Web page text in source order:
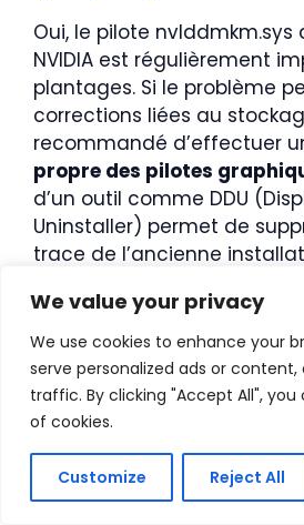
We value your privacy
We use cookies to enhance your
serve personalized ads or content,
traffic. By clicking "Accept All",
of cookies.
Customize Reject All
Oui, le pilote nvlddmkm.sys
NVIDIA est régulièrement
plantages. Si le problème
corrections liées au
recommandé d’effectuer
propre des pilotes
d’un outil comme DDU
Uninstaller) permet de
trace de l’ancienne
constructeur.
Articles relatifs:
Réparer
INACCESSIBLE_BOO